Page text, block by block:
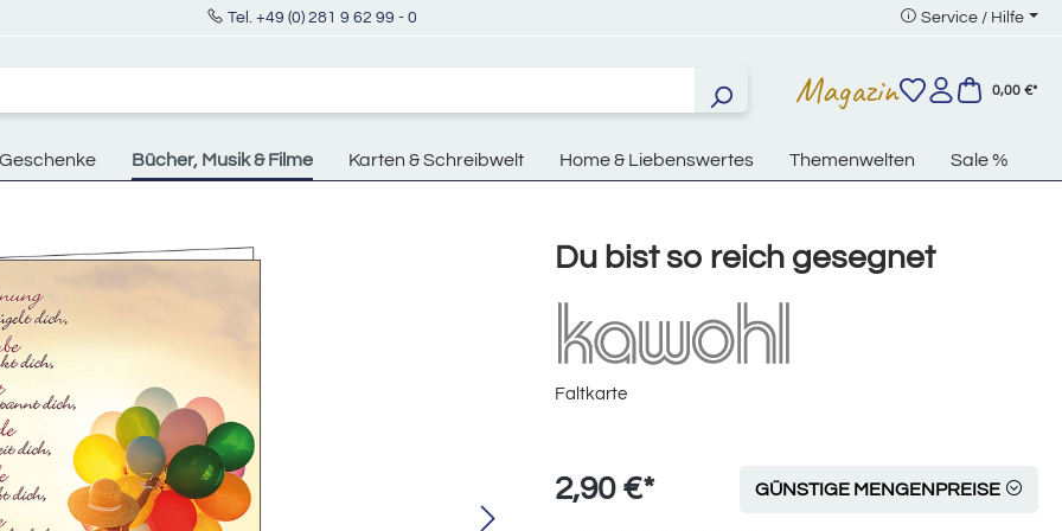
Tel. +49 (0) 281 9 62 99 - 0 Service / Hilfe
Magazin 0,00 €*
Geschenke Bücher, Musik & Filme Karten & Schreibwelt Home & Liebenswertes Themenwelten Sale %
Du bist so reich gesegnet
Faltkarte
2,90 €* GÜNSTIGE MENGENPREISE